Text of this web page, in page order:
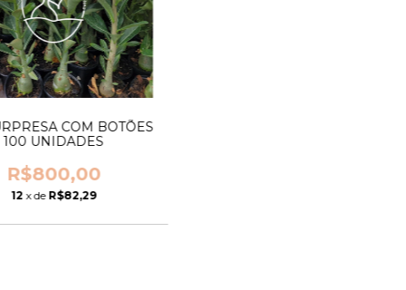
COM BOTÕES
100 UNIDADES
R$800,00
12 x de R$82,29